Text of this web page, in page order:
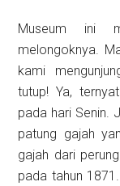
Museum ini
melongoknya.
kami
tutup! Ya,
pada hari Senin.
patung gajah
gajah dari
pada tahun